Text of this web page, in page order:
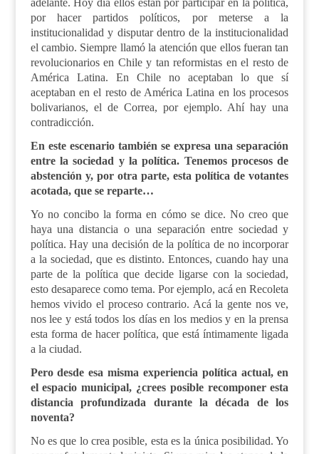
por hacer partidos políticos, por meterse a la
institucionalidad y disputar dentro de la institucionalidad
el cambio. Siempre llamó la atención que ellos fueran tan
revolucionarios en Chile y tan reformistas en el resto de
América Latina. En Chile no aceptaban lo que sí
aceptaban en el resto de América Latina en los procesos
bolivarianos, el de Correa, por ejemplo. Ahí hay una
contradicción.
En este escenario también se expresa una separación
entre la sociedad y la política. Tenemos procesos de
abstención y, por otra parte, esta política de votantes
acotada, que se reparte…
Yo no concibo la forma en cómo se dice. No creo que
haya una distancia o una separación entre sociedad y
política. Hay una decisión de la política de no incorporar
a la sociedad, que es distinto. Entonces, cuando hay una
parte de la política que decide ligarse con la sociedad,
esto desaparece como tema. Por ejemplo, acá en Recoleta
hemos vivido el proceso contrario. Acá la gente nos ve,
nos lee y está todos los días en los medios y en la prensa
esta forma de hacer política, que está íntimamente ligada
a la ciudad.
Pero desde esa misma experiencia política actual, en
el espacio municipal, ¿crees posible recomponer esta
distancia profundizada durante la década de los
noventa?
No es que lo crea posible, esta es la única posibilidad. Yo